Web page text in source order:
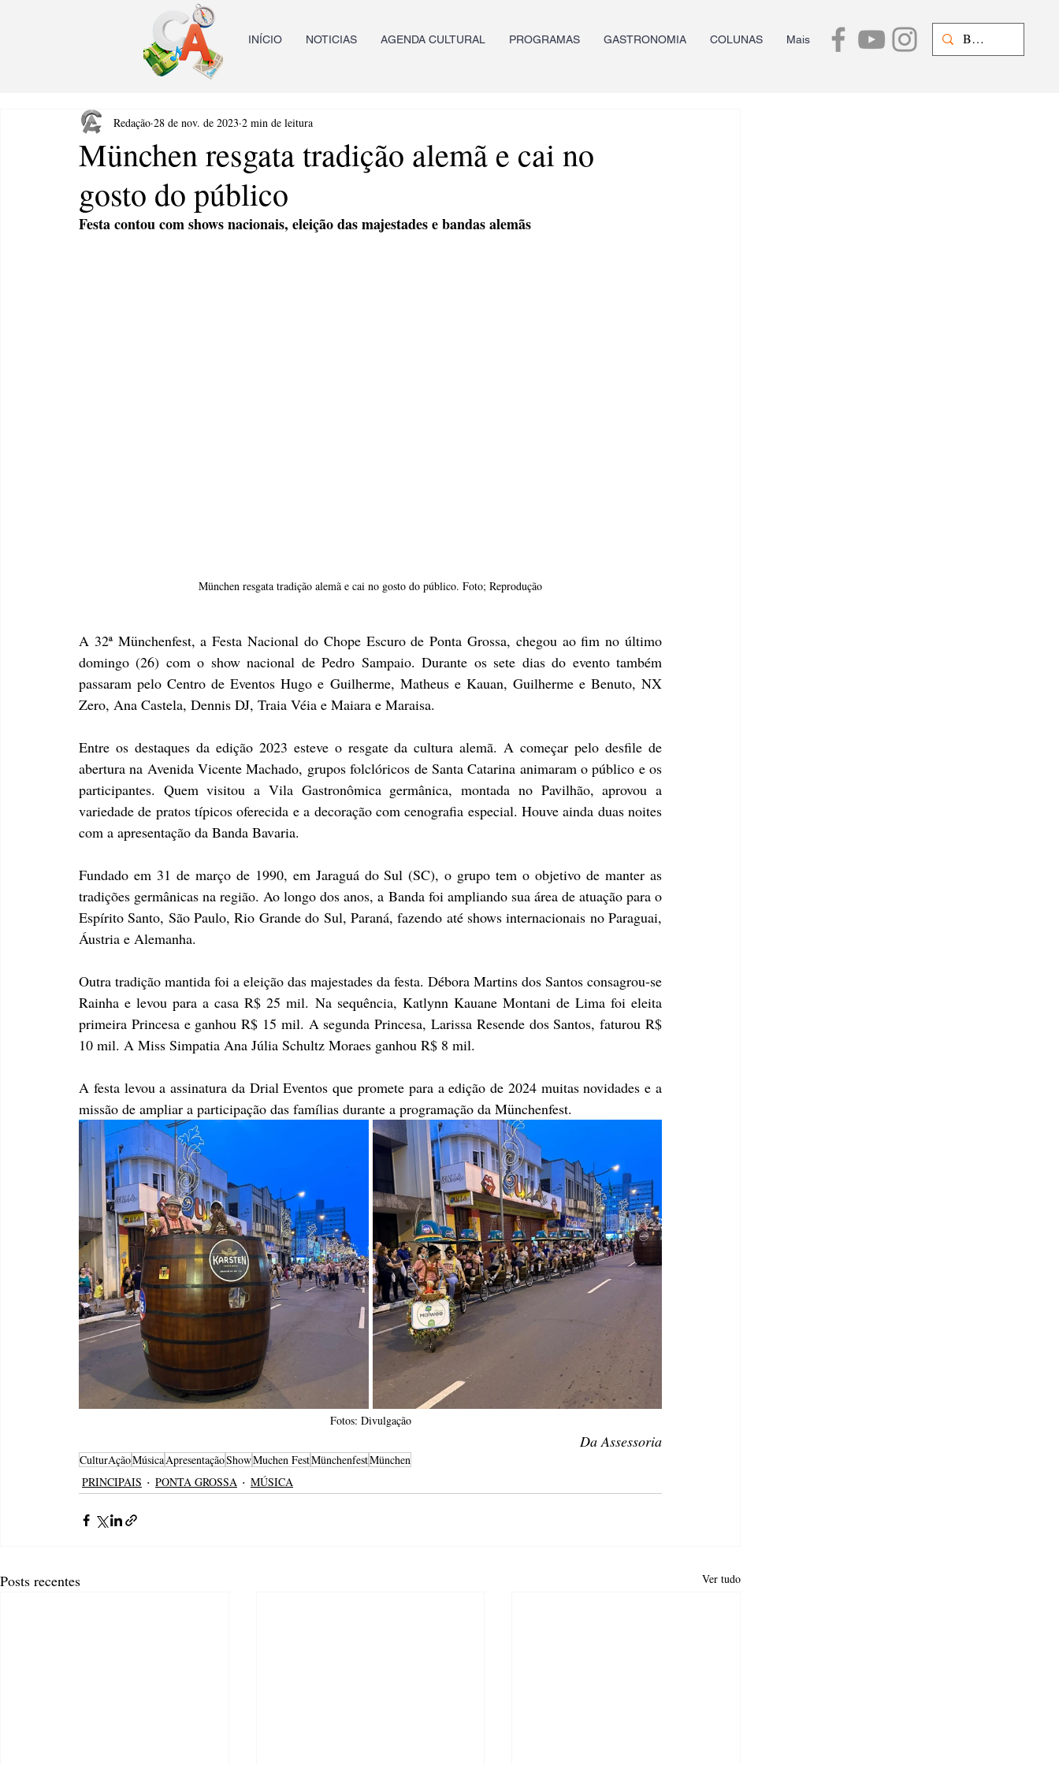
INÍCIO NOTICIAS AGENDA CULTURAL PROGRAMAS GASTRONOMIA COLUNAS Mais
München resgata tradição alemã e cai no
gosto do público
Redação 28 de nov. de 2023 2 min de leitura
Festa contou com shows nacionais, eleição das majestades e bandas alemãs
München resgata tradição alemã e cai no gosto do público. Foto; Reprodução
A 32ª Münchenfest, a Festa Nacional do Chope Escuro de Ponta Grossa, chegou ao fim no último
domingo (26) com o show nacional de Pedro Sampaio. Durante os sete dias do evento também
passaram pelo Centro de Eventos Hugo e Guilherme, Matheus e Kauan, Guilherme e Benuto, NX
Zero, Ana Castela, Dennis DJ, Traia Véia e Maiara e Maraisa.
Entre os destaques da edição 2023 esteve o resgate da cultura alemã. A começar pelo desfile de
abertura na Avenida Vicente Machado, grupos folclóricos de Santa Catarina animaram o público e os
participantes. Quem visitou a Vila Gastronômica germânica, montada no Pavilhão, aprovou a
variedade de pratos típicos oferecida e a decoração com cenografia especial. Houve ainda duas noites
com a apresentação da Banda Bavaria.
Fundado em 31 de março de 1990, em Jaraguá do Sul (SC), o grupo tem o objetivo de manter as
tradições germânicas na região. Ao longo dos anos, a Banda foi ampliando sua área de atuação para o
Espírito Santo, São Paulo, Rio Grande do Sul, Paraná, fazendo até shows internacionais no Paraguai,
Áustria e Alemanha.
Outra tradição mantida foi a eleição das majestades da festa. Débora Martins dos Santos consagrou-se
Rainha e levou para a casa R$ 25 mil. Na sequência, Katlynn Kauane Montani de Lima foi eleita
primeira Princesa e ganhou R$ 15 mil. A segunda Princesa, Larissa Resende dos Santos, faturou R$
10 mil. A Miss Simpatia Ana Júlia Schultz Moraes ganhou R$ 8 mil.
A festa levou a assinatura da Drial Eventos que promete para a edição de 2024 muitas novidades e a
missão de ampliar a participação das famílias durante a programação da Münchenfest.
Fotos: Divulgação
Da Assessoria
CulturAçãoMúsicaApresentaçãoShowMuchen FestMünchenfestMünchen
PRINCIPAIS
PONTA GROSSA MÚSICA
Posts recentes Ver tudo